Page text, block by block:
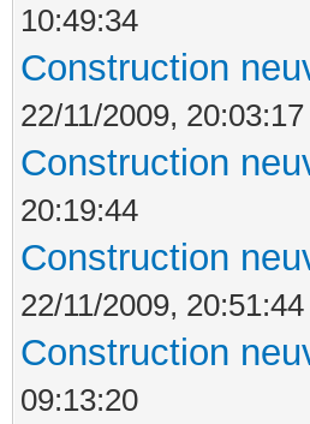
10:49:34
Construction
22/11/2009, 20:03:17
Construction
20:19:44
Construction
22/11/2009, 20:51:44
Construction
09:13:20